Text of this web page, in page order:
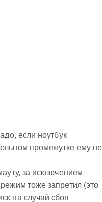
если ноутбук
промежутке ему не
за исключением
тоже запретил (это
на случай сбоя